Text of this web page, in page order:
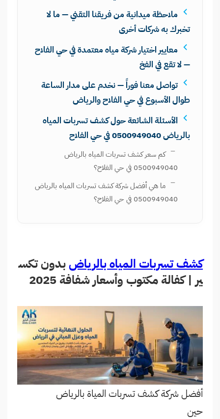
ملاحظة ميدانية من فريقنا التقني — ما لا
تخبرك به شركات أخرى
معايير اختيار شركة مياه معتمدة في حي الفلاح
— لا تقع في الفخ
تواصل معنا فوراً — نخدم على مدار الساعة
طوال الأسبوع في حي الفلاح والرياض
الأسئلة الشائعة حول كشف تسربات المياه
بالرياض 0500949040 في حي الفلاح
كم سعر كشف تسربات المياه بالرياض
0500949040 في حي الفلاح؟
ما هي أفضل شركة كشف تسربات المياه بالرياض
0500949040 في حي الفلاح؟
كشف تسربات المياه بالرياضبدون تكس
ير | كفالة مكتوب وأسعار شفافة 2025
أفضل شركة كشف تسربات المياة بالرياض
حين